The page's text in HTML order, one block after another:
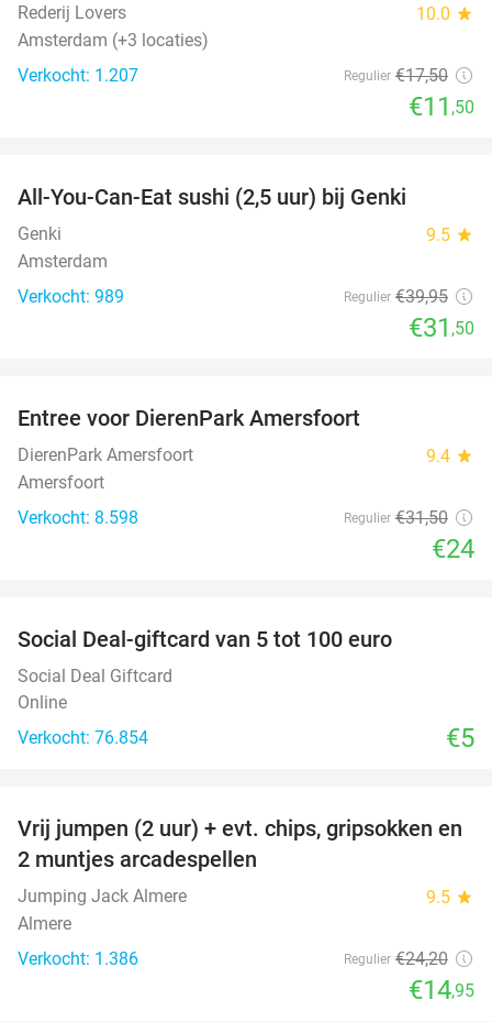
Rederij Lovers 10.0 star
Amsterdam (+3 locaties)
Verkocht: 1.207
Regulier €17,50
€11 ,50
All-You-Can-Eat sushi (2,5 uur) bij Genki
Genki 9.5 star
Amsterdam
Verkocht: 989
Regulier €39,95
€31 ,50
Entree voor DierenPark Amersfoort
DierenPark Amersfoort 9.4 star
Amersfoort
Verkocht: 8.598
Regulier €31,50
€24
Social Deal-giftcard van 5 tot 100 euro
Social Deal Giftcard
Online
Verkocht: 76.854
€5
38%
Vrij jumpen (2 uur) + evt. chips, gripsokken en
2 muntjes arcadespellen
Jumping Jack Almere 9.5 star
Almere
Verkocht: 1.386
Regulier €24,20
€14,95